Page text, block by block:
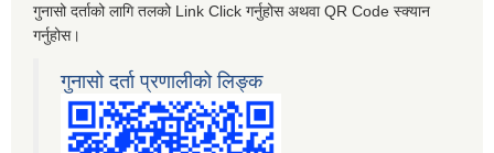
गुनासो दर्ताको लागि तलको Link Click गर्नुहोस अथवा QR Code स्क्यान
गर्नुहोस।
गुनासो दर्ता प्रणालीको लिङ्क